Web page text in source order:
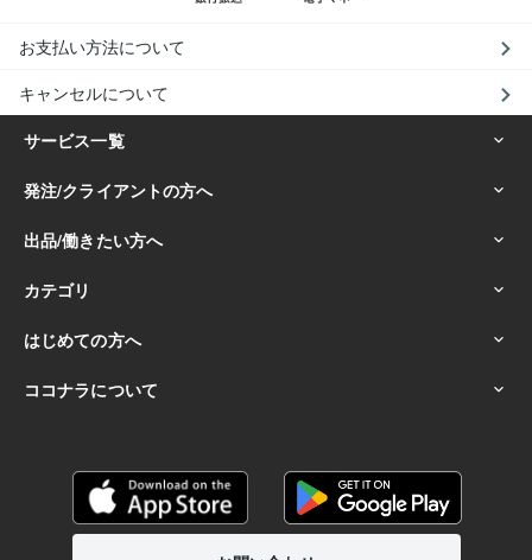
お支払い方法について
キャンセルについて